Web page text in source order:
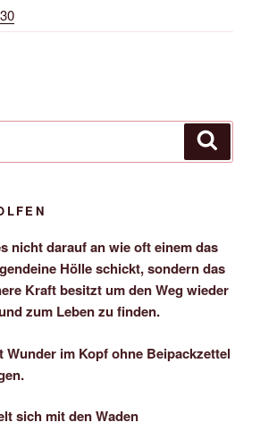
30
nicht darauf an wie oft einem das
Hölle schickt, sondern das
Kraft besitzt um den Weg wieder
zum Leben zu finden.
Wunder im Kopf ohne Beipackzettel
sich mit den Waden